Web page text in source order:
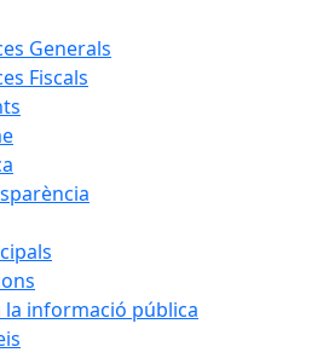
Generals
Fiscals
la informació pública